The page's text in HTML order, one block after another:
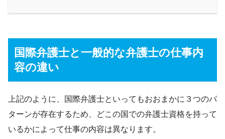
国際弁護士と一般的な弁護士の仕事内
容の違い
上記のように、国際弁護士といってもおおまかに３つのパ
ターンが存在するため、どこの国での弁護士資格を持って
いるかによって仕事の内容は異なります。